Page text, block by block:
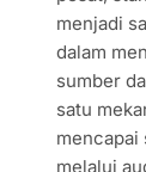
menjadi
dalam
sumber
satu
mencapai
melalui